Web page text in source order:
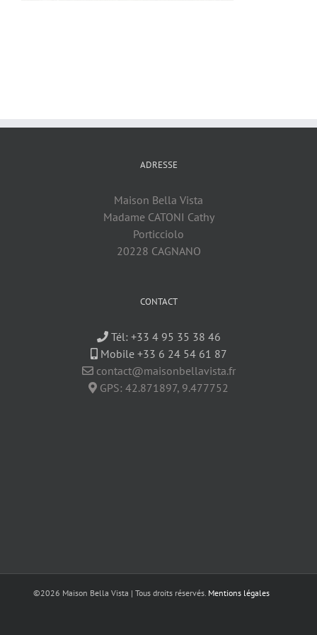
ADRESSE
Maison Bella Vista
Madame CATONI Cathy
Porticciolo
20228 CAGNANO
CONTACT
Tél: +33 4 95 35 38 46
Mobile +33 6 24 54 61 87
contact@maisonbellavista.fr
GPS: 42.871897, 9.477752
©2026 Maison Bella Vista | Tous droits réservés. Mentions légales